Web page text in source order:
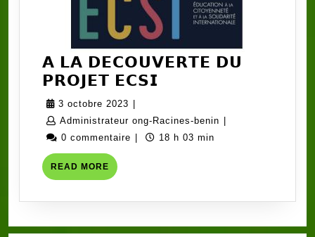
𝗔 𝗟𝗔 𝗗𝗘𝗖𝗢𝗨𝗩𝗘𝗥𝗧𝗘 𝗗𝗨
𝗣𝗥𝗢𝗝𝗘𝗧 𝗘𝗖𝗦𝗜
𝗗𝗘𝗖𝗢𝗨𝗩𝗘𝗥𝗧𝗘
𝗗𝗨
3 octobre 2023 3
octobre
2023
Administrateur ong-Racines-benin Administrateur
0 commentaire
18 h 03 min
READ MORE READ
MORE